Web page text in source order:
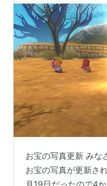
お宝の写真更新 みな
お宝の写真が更新さ
月19日だったので4